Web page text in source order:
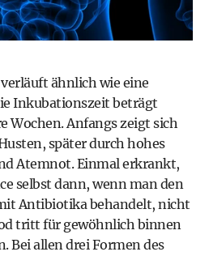
ähnlich wie eine
Inkubationszeit beträgt
Wochen. Anfangs zeigt sich
später durch hohes
Atemnot. Einmal erkrankt,
selbst dann, wenn man den
Antibiotika behandelt, nicht
tritt für gewöhnlich binnen
Bei allen drei Formen des